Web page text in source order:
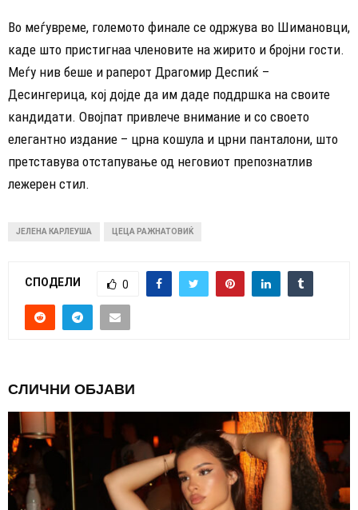
Во меѓувреме, големото финале се одржува во Шимановци,
каде што пристигнаа членовите на жирито и бројни гости.
Меѓу нив беше и раперот Драгомир Деспиќ –
Десингерица, кој дојде да им даде поддршка на своите
кандидати. Овојпат привлече внимание и со своето
елегантно издание – црна кошула и црни панталони, што
претставува отстапување од неговиот препознатлив
лежерен стил.
ЈЕЛЕНА КАРЛЕУША ЦЕЦА РАЖНАТОВИЌ
СПОДЕЛИ 0
СЛИЧНИ ОБЈАВИ